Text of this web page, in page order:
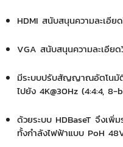
HDMI สนับสนุนความละเอี
VGA สนับสนุนความละเอีย
มีระบบปรับสัญญาณอัตโนมั
ไปยัง 4K@30Hz (4:4:4,
ด้วยระบบ HDBaseT จึงเพิ่
ทั้งกำลังไฟฟ้าแบบ PoH